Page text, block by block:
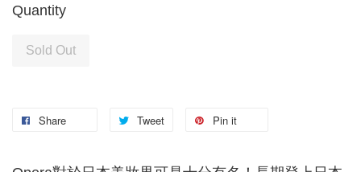
Quantity
Sold Out
Share Tweet Pin it